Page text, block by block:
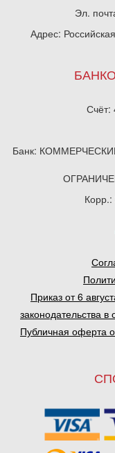
Эл.
Адрес:
Счёт:
Банк:
Приказ от 6
законодательства
Публичная оферта